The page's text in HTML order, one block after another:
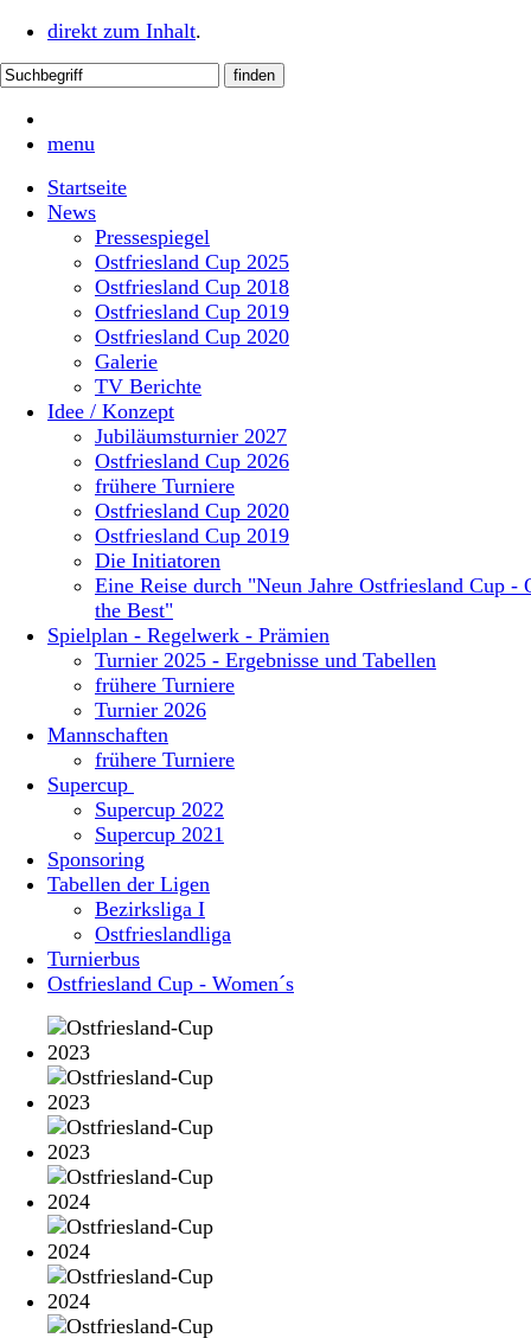
direkt zum Inhalt.
menu
Startseite
News
Pressespiegel
Ostfriesland Cup 2025
Ostfriesland Cup 2018
Ostfriesland Cup 2019
Ostfriesland Cup 2020
Galerie
TV Berichte
Idee / Konzept
Jubiläumsturnier 2027
Ostfriesland Cup 2026
frühere Turniere
Ostfriesland Cup 2020
Ostfriesland Cup 2019
Die Initiatoren
Eine Reise durch "Neun Jahre Ostfriesland Cup -
the Best"
Spielplan - Regelwerk - Prämien
Turnier 2025 - Ergebnisse und Tabellen
frühere Turniere
Turnier 2026
Mannschaften
frühere Turniere
Supercup
Supercup 2022
Supercup 2021
Sponsoring
Tabellen der Ligen
Bezirksliga I
Ostfrieslandliga
Turnierbus
Ostfriesland Cup - Women´s